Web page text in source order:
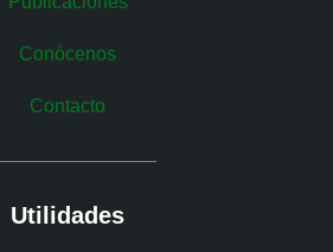
Conócenos
Contacto
Utilidades